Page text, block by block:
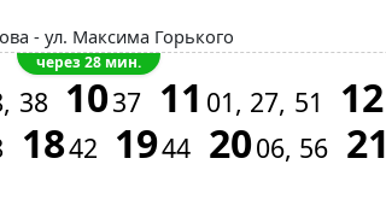
- ул. Максима Горького
через 28 мин.
38 1037 11 01 27 51 12
1842 1944 2006 56 21